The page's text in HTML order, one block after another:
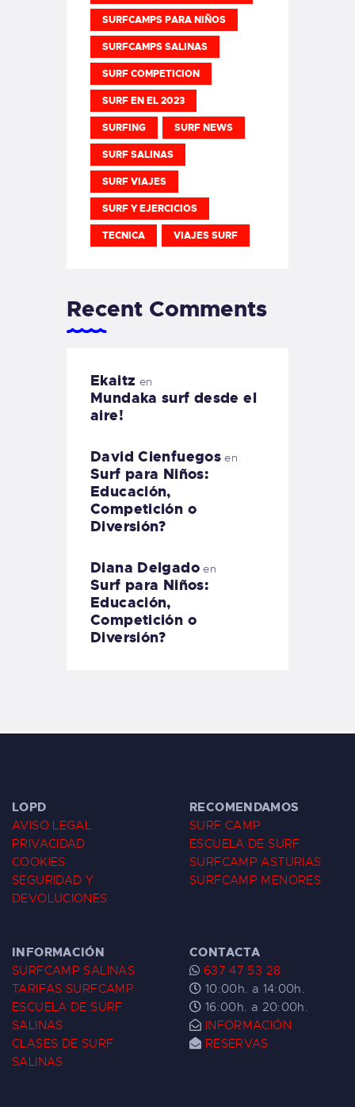
SURFCAMPS PARA NIÑOS
SURFCAMPS SALINAS
SURF COMPETICION
SURF EN EL 2023
SURFING SURF NEWS
SURF SALINAS
SURF VIAJES
SURF Y EJERCICIOS
TECNICA VIAJES SURF
Recent Comments
Ekaitz en
Mundaka surf desde el
aire!
David Cienfuegos en
Surf para Niños:
Educación,
Competición o
Diversión?
Diana Delgadoen
Surf para Niños:
Educación,
Competición o
Diversión?
LOPD
AVISO LEGAL
PRIVACIDAD
COOKIES
SEGURIDAD Y
DEVOLUCIONES
RECOMENDAMOS
SURF CAMP
ESCUELA DE SURF
SURFCAMP ASTURIAS
SURFCAMP MENORES
INFORMACIÓN
SURFCAMP SALINAS
TARIFAS SURFCAMP
ESCUELA DE SURF
SALINAS
CLASES DE SURF
SALINAS
CONTACTA
637 47 53 28
10:00h. a 14:00h.
16:00h. a 20:00h.
INFORMACIÓN
RESERVAS